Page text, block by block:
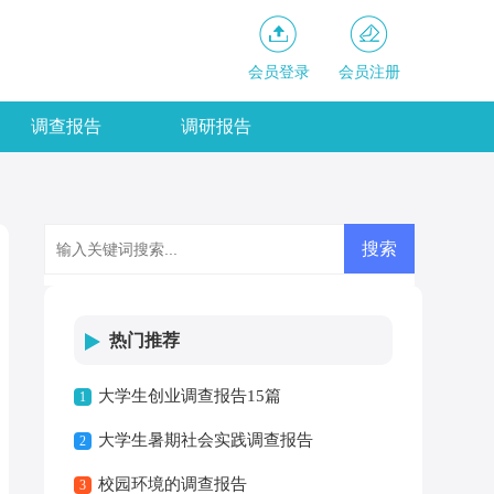
会员登录 会员注册
调查报告 调研报告
热门推荐
1 大学生创业调查报告15篇
2 大学生暑期社会实践调查报告
3 校园环境的调查报告